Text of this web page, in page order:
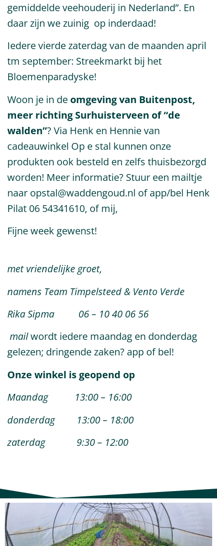
gemiddelde veehouderij in Nederland”. En
daar zijn we zuinig op inderdaad!
Iedere vierde zaterdag van de maanden april
tm september: Streekmarkt bij het
Bloemenparadyske!
Woon je in de omgeving van Buitenpost,
meer richting Surhuisterveen of “de
walden”? Via Henk en Hennie van
cadeauwinkel Op e stal kunnen onze
produkten ook besteld en zelfs thuisbezorgd
worden! Meer informatie? Stuur een mailtje
naar opstal@waddengoud.nl of app/bel Henk
Pilat 06 54341610, of mij,
Fijne week gewenst!
met vriendelijke groet,
namens Team Timpelsteed & Vento Verde
Rika Sipma 06 – 10 40 06 56
mailwordt iedere maandag en donderdag
gelezen; dringende zaken? app of bel!
Onze winkel is geopend op
Maandag 13:00 – 16:00
donderdag 13:00 – 18:00
zaterdag 9:30 – 12:00